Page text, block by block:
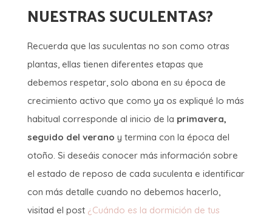
NUESTRAS SUCULENTAS?
Recuerda que las suculentas no son como otras
plantas, ellas tienen diferentes etapas que
debemos respetar, solo abona en su época de
crecimiento activo que como ya os expliqué lo más
habitual corresponde al inicio de la primavera,
seguido del verano y termina con la época del
otoño. Si deseáis conocer más información sobre
el estado de reposo de cada suculenta e identificar
con más detalle cuando no debemos hacerlo,
visitad el post ¿Cuándo es la dormición de tus